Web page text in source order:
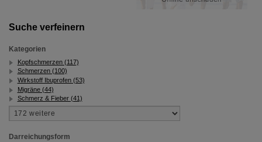
Suche verfeinern
Kategorien
Kopfschmerzen (117)
Schmerzen (100)
Wirkstoff Ibuprofen (53)
Migräne (44)
Schmerz & Fieber (41)
Darreichungsform